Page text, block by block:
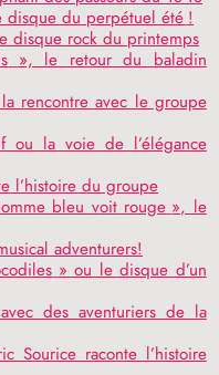
disque du perpétuel été !
disque rock du printemps
», le retour du baladin
rencontre avec le groupe
ou la voie de l’élégance
l’histoire du groupe
bleu voit rouge », le
adventurers!
» ou le disque d’un
des aventuriers de la
Sourice raconte l’histoire